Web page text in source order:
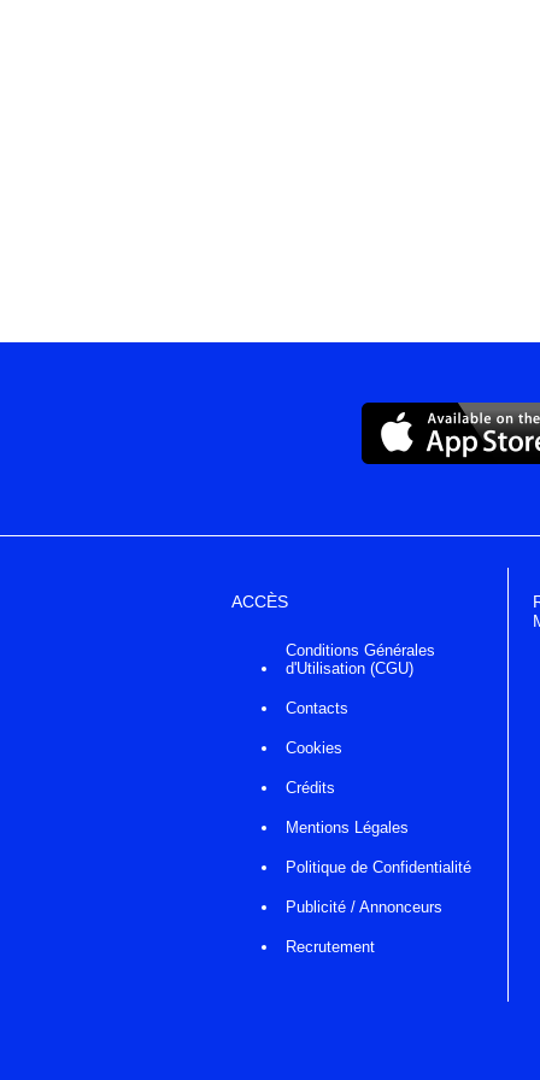
ACCÈS
Conditions Générales
d'Utilisation (CGU)
Contacts
Cookies
Crédits
Mentions Légales
Politique de Confidentialité
Publicité / Annonceurs
Recrutement